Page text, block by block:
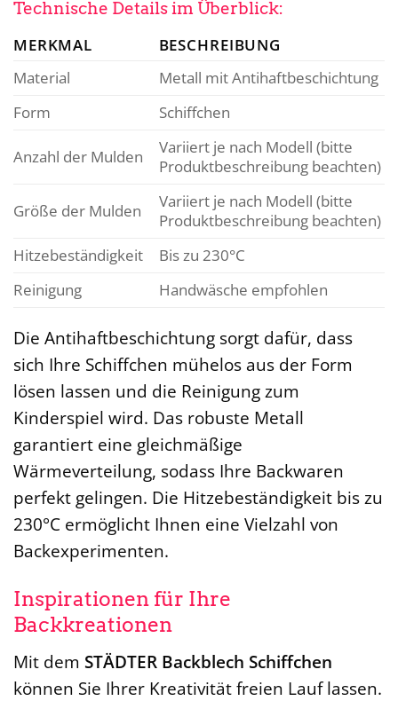
Technische Details im Überblick:
MERKMAL
BESCHREIBUNG
Material
Metall mit Antihaftbeschichtung
Form
Schiffchen
Anzahl der Mulden
Variiert je nach Modell (bitte
Produktbeschreibung beachten)
Größe der Mulden
Variiert je nach Modell (bitte
Produktbeschreibung beachten)
Hitzebeständigkeit
Bis zu 230°C
Reinigung
Handwäsche empfohlen
Die Antihaftbeschichtung sorgt dafür, dass
sich Ihre Schiffchen mühelos aus der Form
lösen lassen und die Reinigung zum
Kinderspiel wird. Das robuste Metall
garantiert eine gleichmäßige
Wärmeverteilung, sodass Ihre Backwaren
perfekt gelingen. Die Hitzebeständigkeit bis zu
230°C ermöglicht Ihnen eine Vielzahl von
Backexperimenten.
Inspirationen für Ihre
Backkreationen
Mit dem STÄDTER Backblech Schiffchen
können Sie Ihrer Kreativität freien Lauf lassen.